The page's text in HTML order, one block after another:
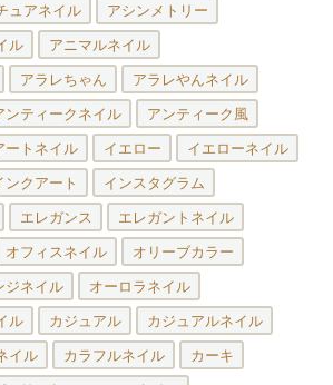
ュアネイル アシンメトリー
ル アニマルネイル
アラレちゃん アラレやんネイル
ンティークネイル アンティーク風
ートネイル イエロー イエローネイル
ンクアート インスタグラム
エレガンス エレガントネイル
オフィスネイル オリーブカラー
ジネイル オーロラネイル
ル カジュアル カジュアルネイル
イル カラフルネイル カーキ